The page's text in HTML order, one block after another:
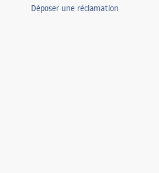
Déposer une réclamation